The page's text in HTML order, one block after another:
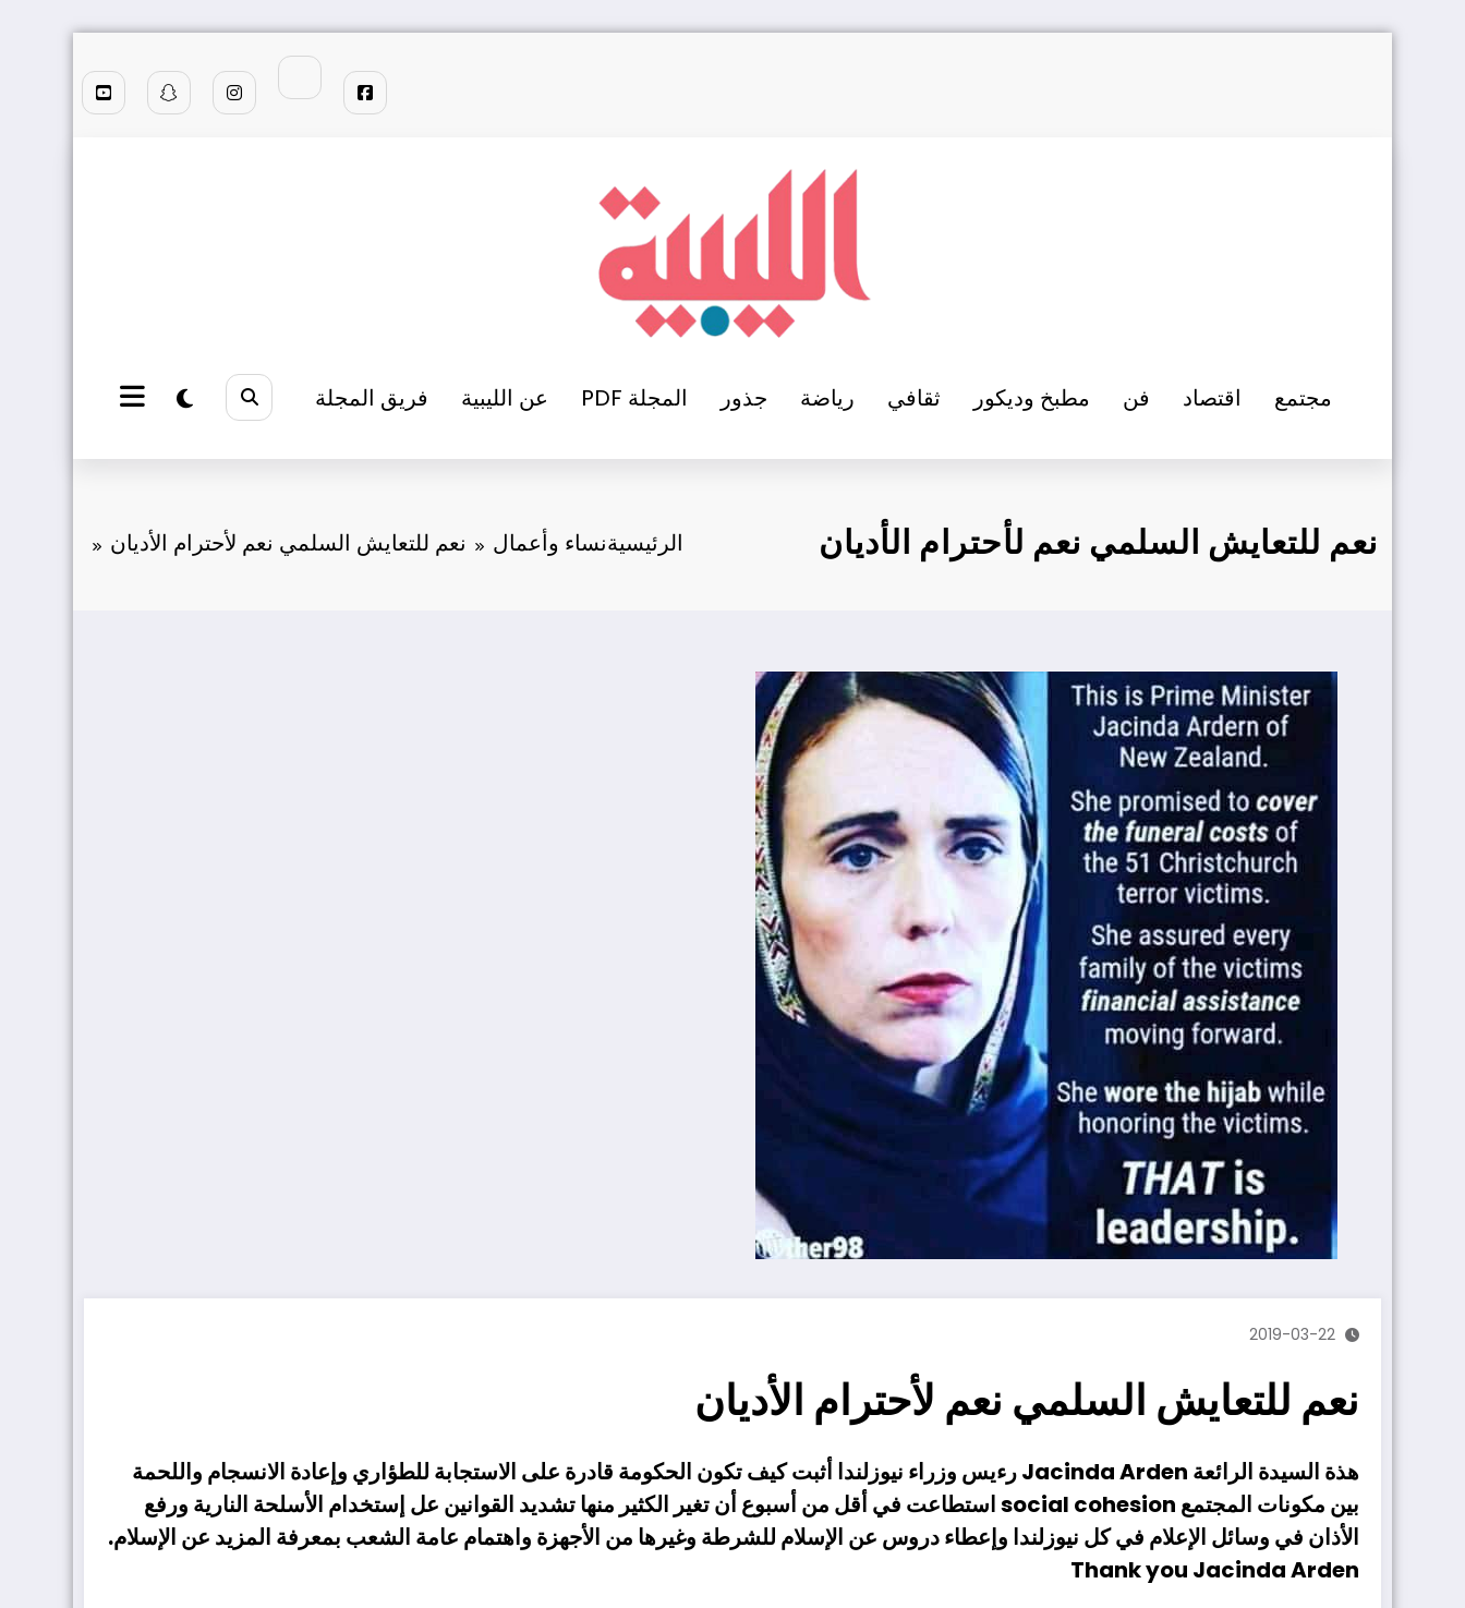
مجتمع اقتصاد فن مطبخ وديكور ثقافي رياضة جذور المجلة PDF عن الليبية فريق المجلة
نعم للتعايش السلمي نعم لأحترام الأديان الرئيسيةنساء وأعمال نعم للتعايش السلمي نعم لأحترام الأديان
2019-03-22
نعم للتعايش السلمي نعم لأحترام الأديان
هذة السيدة الرائعة Jacinda Arden رءيس وزراء نيوزلندا أثبت كيف تكون الحكومة قادرة على الاستجابة للطؤاري وإعادة الانسجام واللحمة
بين مكونات المجتمع social cohesion استطاعت في أقل من أسبوع أن تغير الكثير منها تشديد القوانين عل إستخدام الأسلحة النارية ورفع
الأذان في وسائل الإعلام في كل نيوزلندا وإعطاء دروس عن الإسلام للشرطة وغيرها من الأجهزة واهتمام عامة الشعب بمعرفة المزيد عن الإسلام.
Thank you Jacinda Arden